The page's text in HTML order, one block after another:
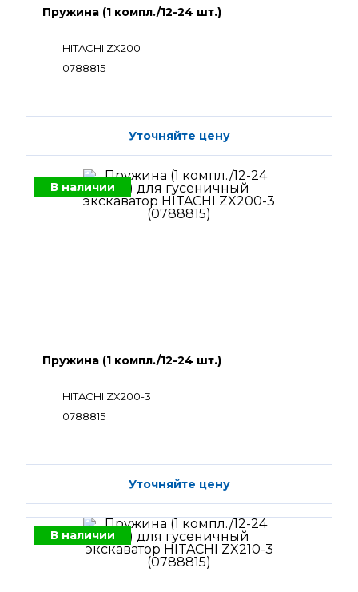
Пружина (1 компл./12-24 шт.)
HITACHI ZX200
0788815
Уточняйте цену
В наличии
Пружина (1 компл./12-24 шт.)
HITACHI ZX200-3
0788815
Уточняйте цену
В наличии